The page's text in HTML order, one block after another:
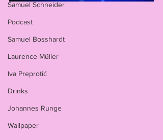
Samuel Schneider
Podcast
Samuel Bosshardt
Laurence Müller
Iva Preprotić
Drinks
Johannes Runge
Wallpaper